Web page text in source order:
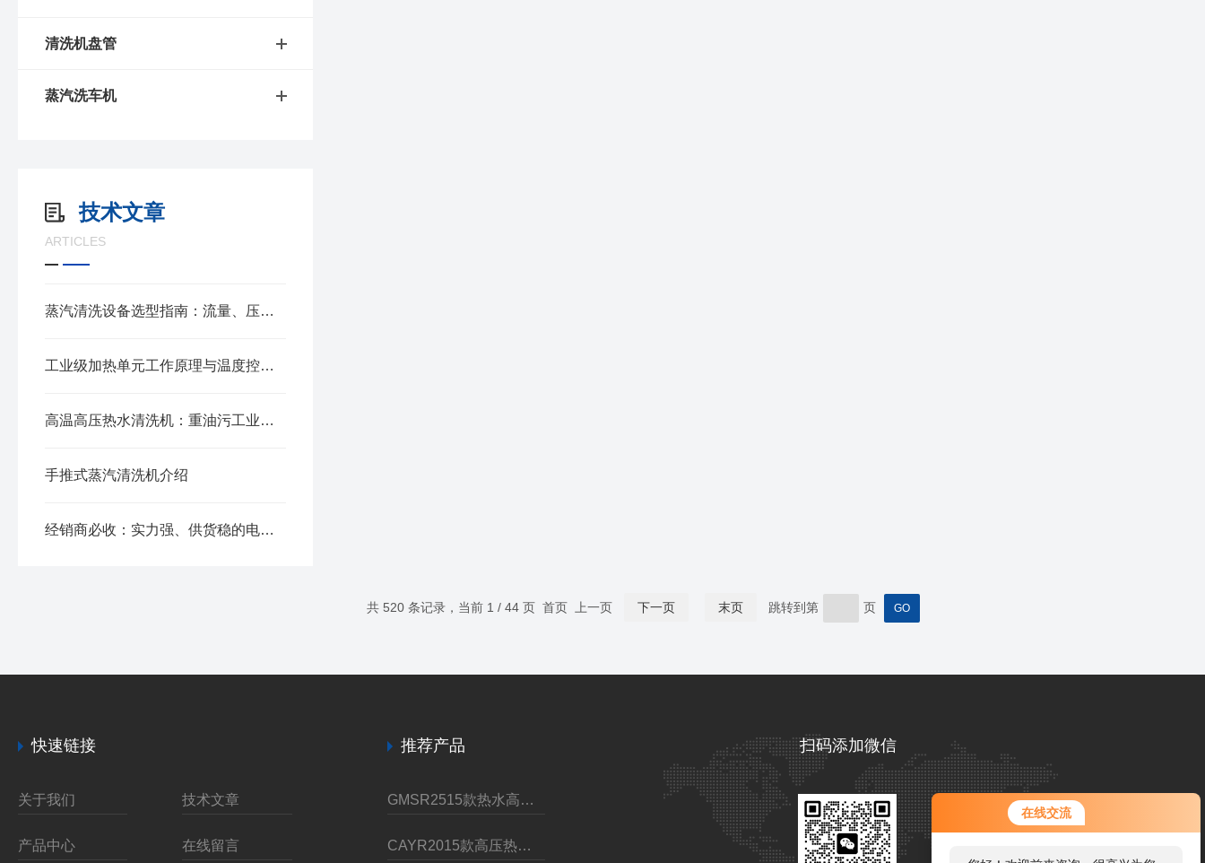
在线交流
清洗机盘管
蒸汽洗车机
技术文章
ARTICLES
蒸汽清洗设备选型指南：流量、压力与场景匹配
工业级加热单元工作原理与温度控制方案解析
高温高压热水清洗机：重油污工业清洗高效解决方案
手推式蒸汽清洗机介绍
经销商必收：实力强、供货稳的电动高压清洗机生产商推荐
共 520 条记录，当前 1 / 44 页 首页 上一页 下一页 末页 跳转到第 页
快速链接
关于我们 技术文章
产品中心 在线留言
推荐产品
GMSR2515款热水高压清洗机
CAYR2015款高压热水清洗机
扫码添加微信